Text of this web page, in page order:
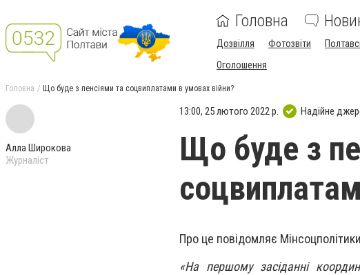
Головна
Дозвілля Фотозвіти
Оголошення
Головна Що буде з пенсіями та соцвиплатами в умовах війни?
Алла Широкова
Журналіст
13:00, 25 лютого 2022 р. Надійне
Що буде з
Про це повідомляє
«На першому засіданні